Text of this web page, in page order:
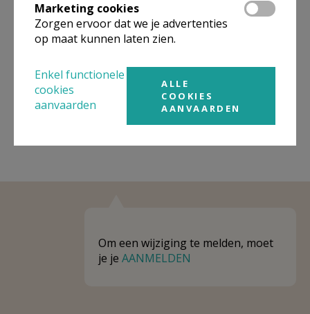
Niet gevonden wat je zocht? Hier vind je
links naar kerken, eventueel van andere
Kerken in of nabij
Halle
Om een wijziging te melden, moet
je je AANMELDEN
Marketing cookies
Zorgen ervoor dat we je advertenties
op maat kunnen laten zien.
Enkel functionele
cookies
aanvaarden
ALLE
COOKIES
AANVAARDEN